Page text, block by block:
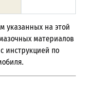
указанных на этой
материалов
инструкцией по